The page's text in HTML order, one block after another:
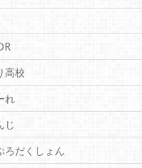
ハナマキアのママは？
伊波ライの前世は元歌